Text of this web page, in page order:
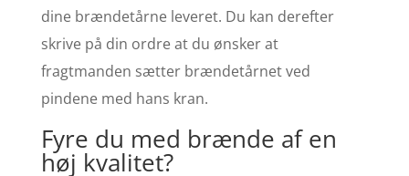
dine brændetårne leveret. Du kan derefter
skrive på din ordre at du ønsker at
fragtmanden sætter brændetårnet ved
pindene med hans kran.
Fyre du med brænde af en
høj kvalitet?